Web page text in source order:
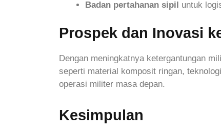
Badan pertahanan sipil untuk
Prospek dan Inovasi
Dengan meningkatnya ketergantungan
seperti material komposit ringan,
operasi militer masa depan.
Kesimpulan